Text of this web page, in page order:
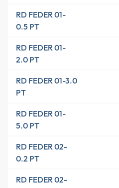
RD FEDER 01-
0.5 PT
RD FEDER 01-
2.0 PT
RD FEDER 01-3.0
PT
RD FEDER 01-
5.0 PT
RD FEDER 02-
0.2 PT
RD FEDER 02-